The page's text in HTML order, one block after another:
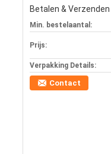
Betalen &
Min. bestelaantal:
Prijs:
Verpakking Details:
Contact